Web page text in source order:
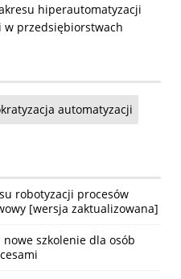
hiperautomatyzacji
przedsiębiorstwach
automatyzacji
robotyzacji procesów
[wersja zaktualizowana]
szkolenie dla osób